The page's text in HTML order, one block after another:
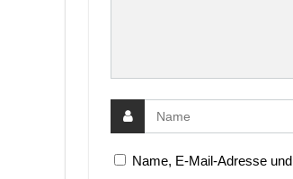
Name, E-Mail-Adresse